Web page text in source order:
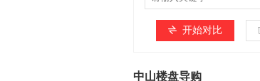
开始对比
中山楼盘导购